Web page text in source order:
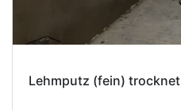
Lehmputz (fein) trocknet